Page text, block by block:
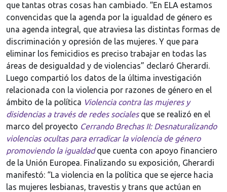
que tantas otras cosas han cambiado. “En ELA estamos
convencidas que la agenda por la igualdad de género es
una agenda integral, que atraviesa las distintas formas de
discriminación y opresión de las mujeres. Y que para
eliminar los femicidios es preciso trabajar en todas las
áreas de desigualdad y de violencias” declaró Gherardi.
Luego compartió los datos de la última investigación
relacionada con la violencia por razones de género en el
ámbito de la política Violencia contra las mujeres y
disidencias a través de redes socialesque se realizó en el
marco del proyecto Cerrando Brechas II: Desnaturalizando
violencias ocultas para erradicar la violencia de género
promoviendo la igualdadque cuenta con apoyo financiero
de la Unión Europea. Finalizando su exposición, Gherardi
manifestó: “La violencia en la política que se ejerce hacia
las mujeres lesbianas, travestis y trans que actúan en